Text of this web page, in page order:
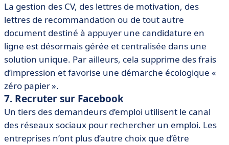
La gestion des CV, des lettres de motivation, des
lettres de recommandation ou de tout autre
document destiné à appuyer une candidature en
ligne est désormais gérée et centralisée dans une
solution unique. Par ailleurs, cela supprime des frais
d’impression et favorise une démarche écologique «
zéro papier ».
7. Recruter sur Facebook
Un tiers des demandeurs d’emploi utilisent le canal
des réseaux sociaux pour rechercher un emploi. Les
entreprises n’ont plus d’autre choix que d’être